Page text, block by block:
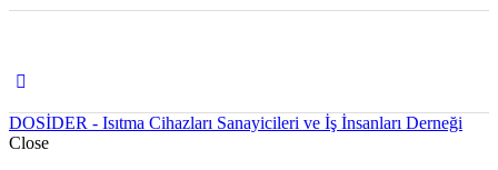
DOSİDER - Isıtma Cihazları Sanayicileri ve İş İnsanları Derneği
Close